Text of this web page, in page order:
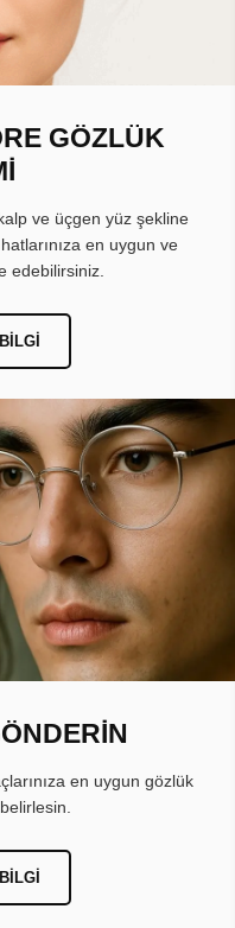
GÖZLÜK
ve üçgen yüz şekline
en uygun ve
edebilirsiniz.
en uygun gözlük